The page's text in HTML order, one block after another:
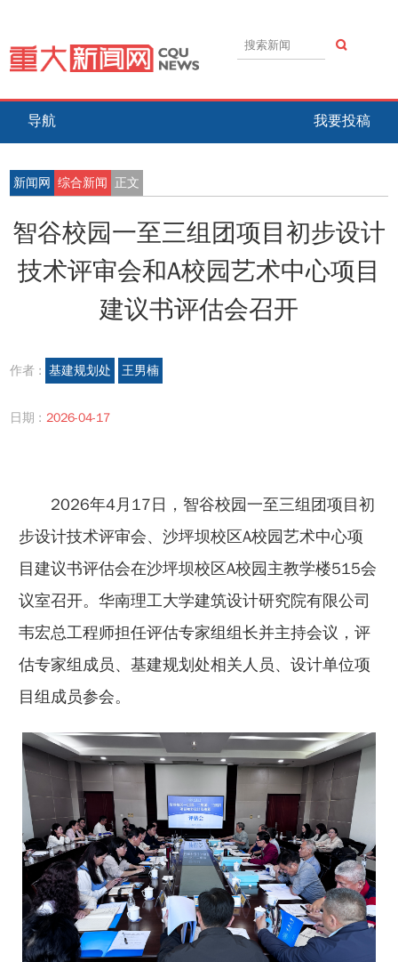
导航 我要投稿
新闻网 综合新闻 正文
智谷校园一至三组团项目初步设计
技术评审会和A校园艺术中心项目
建议书评估会召开
作者 : 基建规划处 王男楠
日期 : 2026-04-17
2026年4月17日，智谷校园一至三组团项目初
步设计技术评审会、沙坪坝校区A校园艺术中心项
目建议书评估会在沙坪坝校区A校园主教学楼515会
议室召开。华南理工大学建筑设计研究院有限公司
韦宏总工程师担任评估专家组组长并主持会议，评
估专家组成员、基建规划处相关人员、设计单位项
目组成员参会。